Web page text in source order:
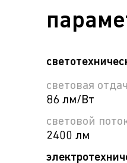
световая
86 лм/Вт
световой
2400 лм